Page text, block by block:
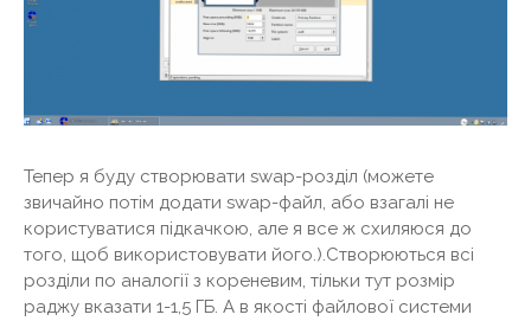
Тепер я буду створювати swap-розділ (можете
звичайно потім додати swap-файл, або взагалі не
користуватися підкачкою, але я все ж схиляюся до
того, щоб використовувати його.).Створюються всі
розділи по аналогії з кореневим, тільки тут розмір
раджу вказати 1-1,5 ГБ. А в якості файлової системи